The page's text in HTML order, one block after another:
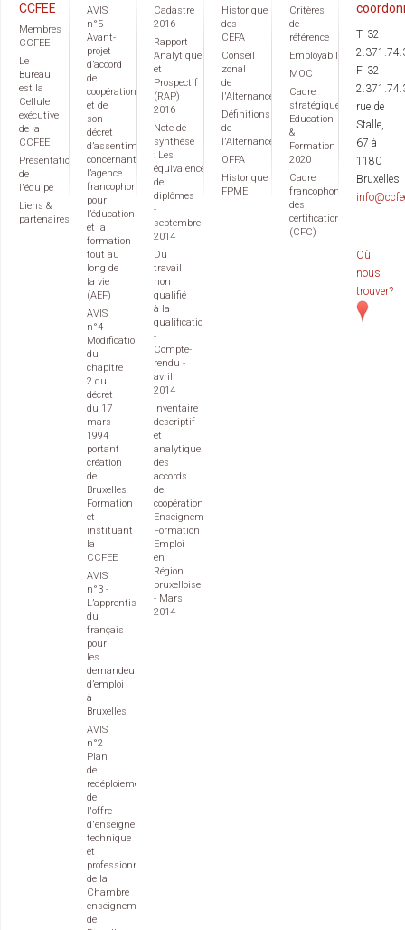
CCFEE
Membres
CCFEE
Le
Bureau
est la
Cellule
exécutive
de la
CCFEE
Présentation
de
l'équipe
Liens &
partenaires
AVIS
n°5 -
Avant-
projet
d’accord
de
coopération
et de
son
décret
d’assentiment
concernant
l’agence
francophone
pour
l’éducation
et la
formation
tout au
long de
la vie
(AEF)
AVIS
n°4 -
Modification
du
chapitre
2 du
décret
du 17
mars
1994
portant
création
de
Bruxelles
Formation
et
instituant
la
CCFEE
AVIS
n°3 -
L’apprentissage
du
français
pour
les
demandeurs
d’emploi
à
Bruxelles
AVIS
n°2
Plan
de
redéploiement
de
l'offre
d'enseignement
technique
et
professionnel
de la
Chambre
enseignement
de
Cadastre
2016
Rapport
Analytique
et
Prospectif
(RAP)
2016
Note de
synthèse
: Les
équivalences
de
diplômes
-
septembre
2014
Du
travail
non
qualifié
à la
qualification
-
Compte-
rendu -
avril
2014
Inventaire
descriptif
et
analytique
des
accords
de
coopération
Enseignement
Formation
Emploi
en
Région
bruxelloise
- Mars
2014
Historique
des
CEFA
Conseil
zonal
de
l'Alternance
Définitions
de
l'Alternance
OFFA
Historique
FPME
Critères
de
référence
Employabilité
MOC
Cadre
stratégique
Education
&
Formation
2020
Cadre
francophone
des
certifications
(CFC)
T. 32
F. 32
rue de
Stalle,
67 à
1180
Bruxelles
Où
nous
trouver?